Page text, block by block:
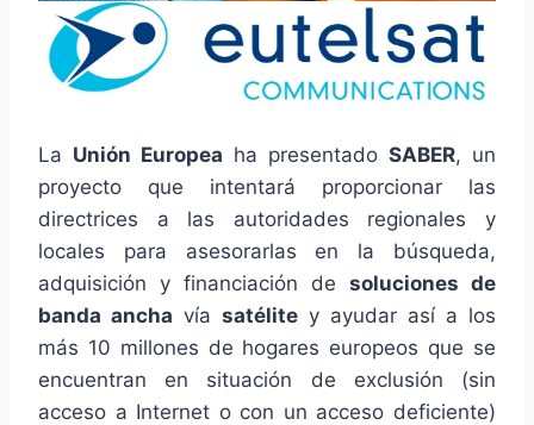
La Unión Europea ha presentado SABER, un
proyecto que intentará proporcionar las
directrices a las autoridades regionales y
locales para asesorarlas en la búsqueda,
adquisición y financiación de soluciones de
banda ancha vía satélite y ayudar así a los
más 10 millones de hogares europeos que se
encuentran en situación de exclusión (sin
acceso a Internet o con un acceso deficiente)